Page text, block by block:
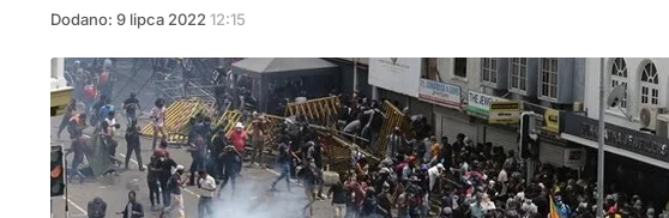
Dodano: 9 lipca 2022 12:15